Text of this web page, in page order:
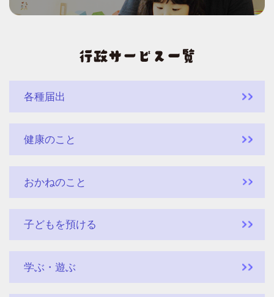
各種届出
健康のこと
おかねのこと
子どもを預ける
学ぶ・遊ぶ